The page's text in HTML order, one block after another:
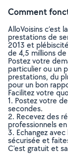
Comment
AlloVoisins c’est
prestations de
2013 et
de 4,5 millions
Postez votre
particulier ou un
prestations, du
pour un bon
Facilitez votre
1. Postez votre
secondes.
2. Recevez des
professionnels
3. Echangez
sécurisée et
C’est gratuit et